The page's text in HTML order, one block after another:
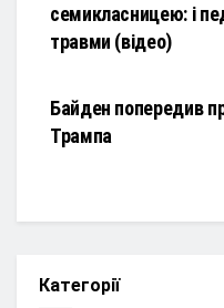
семикласницею: і
травми (відео)
Байден попередив
Трампа
Категорії